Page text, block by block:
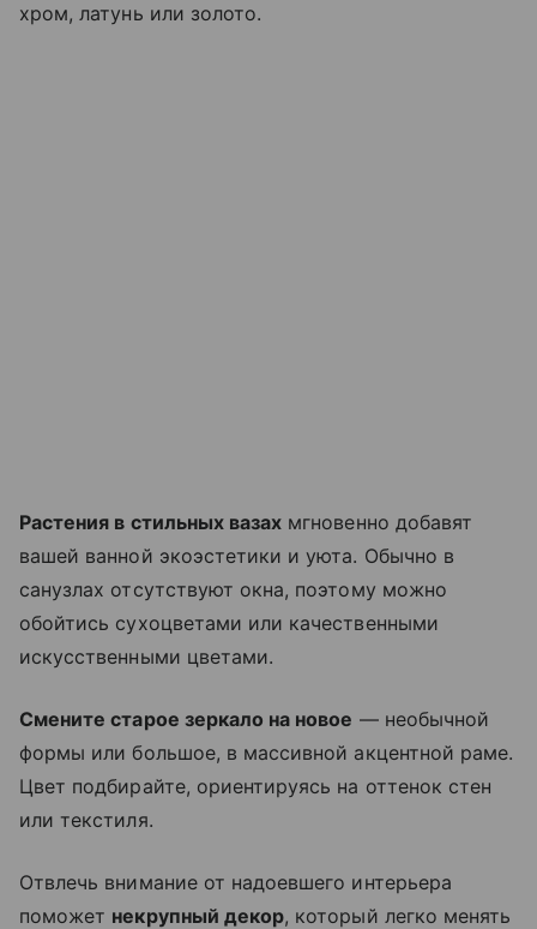
хром, латунь или золото.
Растения в стильных вазах мгновенно добавят
вашей ванной экоэстетики и уюта. Обычно в
санузлах отсутствуют окна, поэтому можно
обойтись сухоцветами или качественными
искусственными цветами.
Смените старое зеркало на новое — необычной
формы или большое, в массивной акцентной раме.
Цвет подбирайте, ориентируясь на оттенок стен
или текстиля.
Отвлечь внимание от надоевшего интерьера
поможет некрупный декор, который легко менять